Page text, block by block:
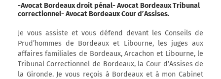
-Avocat Bordeaux droit pénal- Avocat Bordeaux Tribunal
correctionnel- Avocat Bordeaux Cour d’Assises.
Je vous assiste et vous défend devant les Conseils de
Prud’hommes de Bordeaux et Libourne, les juges aux
affaires familiales de Bordeaux, Arcachon et Libourne, le
Tribunal Correctionnel de Bordeaux, la Cour d’Assises de
la Gironde. Je vous reçois à Bordeaux et à mon Cabinet